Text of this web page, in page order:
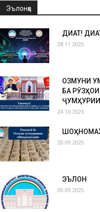
Эълонҳо
ДИҚҚАТ!
28.11.2025
ОЗМУНИ
БА
24.10.2025
20.09.2025
ЭЪЛОН
05.09.2025